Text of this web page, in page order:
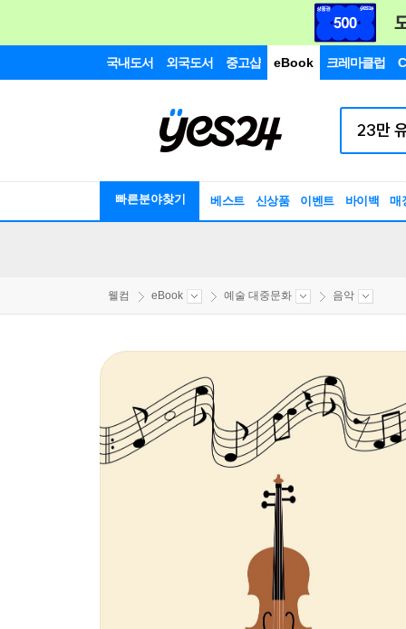
국내도서 외국도서 중고샵 eBook 크레마클럽
빠른분야찾기 베스트 신상품 이벤트 바이백 매
웰컴 eBook 예술 대중문화 음악